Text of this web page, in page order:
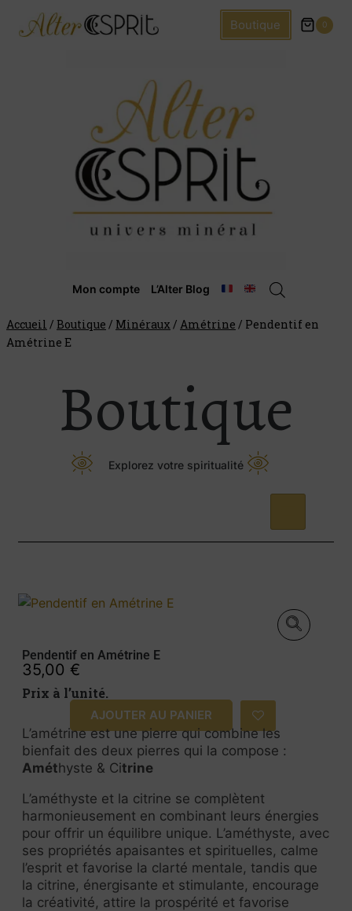
Boutique 0
Mon compte L’Alter Blog
Accueil / Boutique / Minéraux / Amétrine / Pendentif en
Amétrine E
Boutique
Explorez votre spiritualité
Pendentif en Amétrine E
35,00 €
Prix à l’unité.
AJOUTER AU PANIER
L’amétrine est une pierre qui combine les
bienfait des deux pierres qui la compose :
Améthyste & Citrine
L’améthyste et la citrine se complètent
harmonieusement en combinant leurs énergies
pour offrir un équilibre unique. L’améthyste, avec
ses propriétés apaisantes et spirituelles, calme
l’esprit et favorise la clarté mentale, tandis que
la citrine, énergisante et stimulante, encourage
la créativité, attire la prospérité et favorise